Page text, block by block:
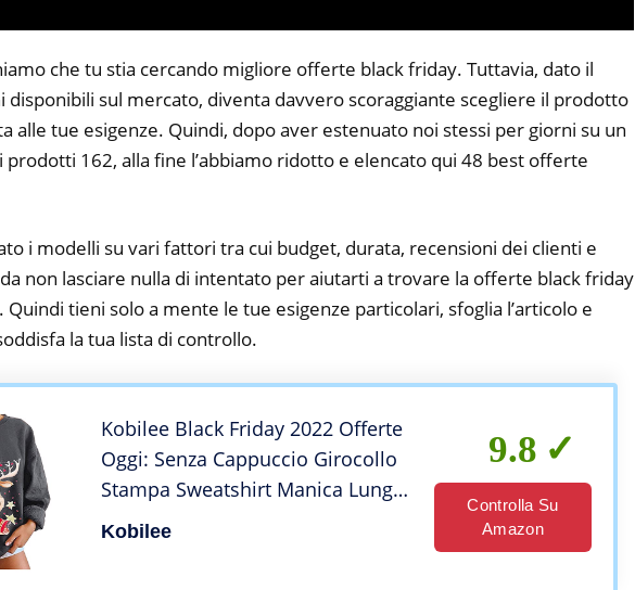
che tu stia cercando migliore offerte black friday. Tuttavia, dato il
disponibili sul mercato, diventa davvero scoraggiante scegliere il prodotto
alle tue esigenze. Quindi, dopo aver estenuato noi stessi per giorni su un
162, alla fine l’abbiamo ridotto e elencato qui 48 best offerte
i modelli su vari fattori tra cui budget, durata, recensioni dei clienti e
non lasciare nulla di intentato per aiutarti a trovare la offerte black friday
Quindi tieni solo a mente le tue esigenze particolari, sfoglia l’articolo e
la tua lista di controllo.
Kobilee Black Friday 2022 Offerte
Oggi: Senza Cappuccio Girocollo
Stampa Sweatshirt Manica Lunga
Taglie Forti Elegante Maglione
Kobilee
9.8
Controlla Su
Amazon